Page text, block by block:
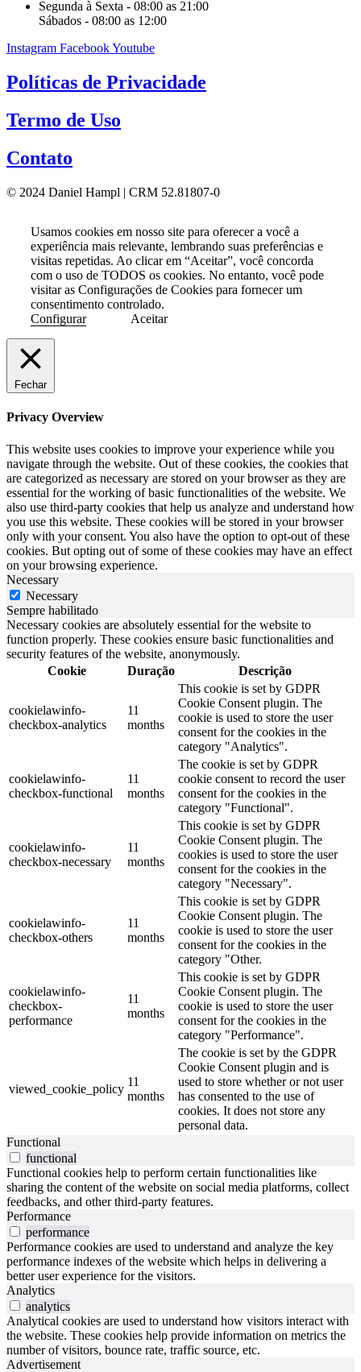
Segunda à Sexta - 08:00 as 21:00
Sábados - 08:00 as 12:00
Instagram FacebookYoutube
Políticas de Privacidade
Termo de Uso
Contato
© 2024 Daniel Hampl | CRM 52.81807-0
Usamos cookies em nosso site para oferecer a você a
experiência mais relevante, lembrando suas preferências e
visitas repetidas. Ao clicar em “Aceitar”, você concorda
com o uso de TODOS os cookies. No entanto, você pode
visitar as Configurações de Cookies para fornecer um
consentimento controlado.
Configurar
Aceitar
Fechar
Privacy Overview
This website uses cookies to improve your experience while you
navigate through the website. Out of these cookies, the cookies that
are categorized as necessary are stored on your browser as they are
essential for the working of basic functionalities of the website. We
also use third-party cookies that help us analyze and understand how
you use this website. These cookies will be stored in your browser
only with your consent. You also have the option to opt-out of these
cookies. But opting out of some of these cookies may have an effect
on your browsing experience.
Necessary
Necessary
Sempre habilitado
Necessary cookies are absolutely essential for the website to
function properly. These cookies ensure basic functionalities and
security features of the website, anonymously.
Cookie
Duração Descrição
cookielawinfo-
checkbox-analytics
11
months
This cookie is set by GDPR
Cookie Consent plugin. The
cookie is used to store the user
consent for the cookies in the
category "Analytics".
cookielawinfo-
checkbox-functional
11
months
The cookie is set by GDPR
cookie consent to record the user
consent for the cookies in the
category "Functional".
cookielawinfo-
checkbox-necessary
11
months
This cookie is set by GDPR
Cookie Consent plugin. The
cookies is used to store the user
consent for the cookies in the
category "Necessary".
cookielawinfo-
checkbox-others
11
months
This cookie is set by GDPR
Cookie Consent plugin. The
cookie is used to store the user
consent for the cookies in the
category "Other.
cookielawinfo-
checkbox-
performance
11
months
This cookie is set by GDPR
Cookie Consent plugin. The
cookie is used to store the user
consent for the cookies in the
category "Performance".
viewed_cookie_policy
11
months
The cookie is set by the GDPR
Cookie Consent plugin and is
used to store whether or not user
has consented to the use of
cookies. It does not store any
personal data.
Functional
functional
Functional cookies help to perform certain functionalities like
sharing the content of the website on social media platforms, collect
feedbacks, and other third-party features.
Performance
performance
Performance cookies are used to understand and analyze the key
performance indexes of the website which helps in delivering a
better user experience for the visitors.
Analytics
analytics
Analytical cookies are used to understand how visitors interact with
the website. These cookies help provide information on metrics the
number of visitors, bounce rate, traffic source, etc.
Advertisement